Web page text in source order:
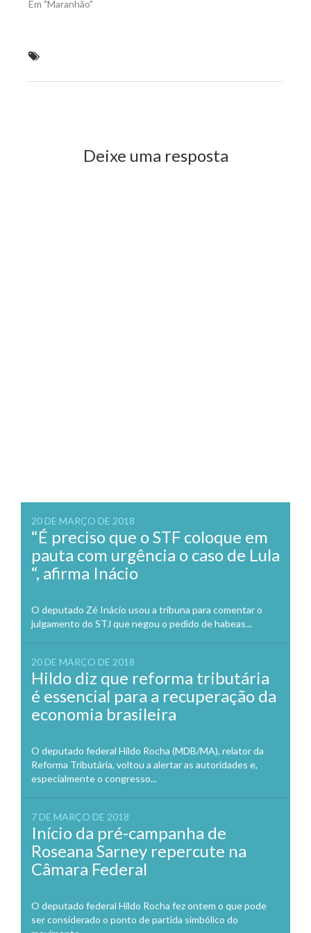
Em "Maranhão"
Deixe uma resposta
20 DE MARÇO DE 2018
“É preciso que o STF coloque em
pauta com urgência o caso de Lula
“, afirma Inácio
O deputado Zé Inácio usou a tribuna para comentar o
julgamento do STJ que negou o pedido de habeas...
20 DE MARÇO DE 2018
Hildo diz que reforma tributária
é essencial para a recuperação da
economia brasileira
O deputado federal Hildo Rocha (MDB/MA), relator da
Reforma Tributária, voltou a alertar as autoridades e,
especialmente o congresso...
7 DE MARÇO DE 2018
Início da pré-campanha de
Roseana Sarney repercute na
Câmara Federal
O deputado federal Hildo Rocha fez ontem o que pode
ser considerado o ponto de partida simbólico do